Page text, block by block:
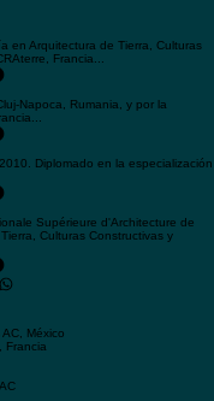
y carreras afines, así como a
y de educación
la arquitectura, o mejorar su
en Arquitectura de Tierra, Culturas
Francia...
Napoca, Rumania, y por la
Diplomado en la especialización
Supérieure d'Architecture de
Culturas Constructivas y